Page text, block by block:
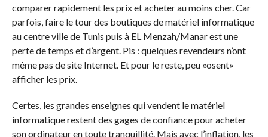
comparer rapidement les prix et acheter au moins cher. Car
parfois, faire le tour des boutiques de matériel informatique
au centre ville de Tunis puis à EL Menzah/Manar est une
perte de temps et d’argent. Pis : quelques revendeurs n’ont
même pas de site Internet. Et pour le reste, peu «osent»
afficher les prix.
Certes, les grandes enseignes qui vendent le matériel
informatique restent des gages de confiance pour acheter
son ordinateur en toute tranquillité. Mais avec l’inflation, les